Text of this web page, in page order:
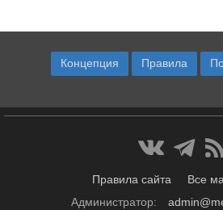
Концепция Правила
Правила сайта
Все
Администратор: